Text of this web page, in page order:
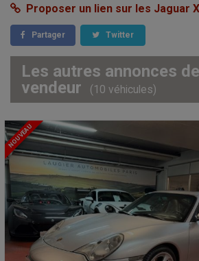
Proposer un lien sur les Jaguar
Partager Twitter
Les autres annonces
vendeur
(10 véhicules)
NOUVEAU